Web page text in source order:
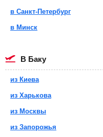
в Санкт-Петербург
в Минск
в Баку
из Киева
из Харькова
из Москвы
из Запорожья